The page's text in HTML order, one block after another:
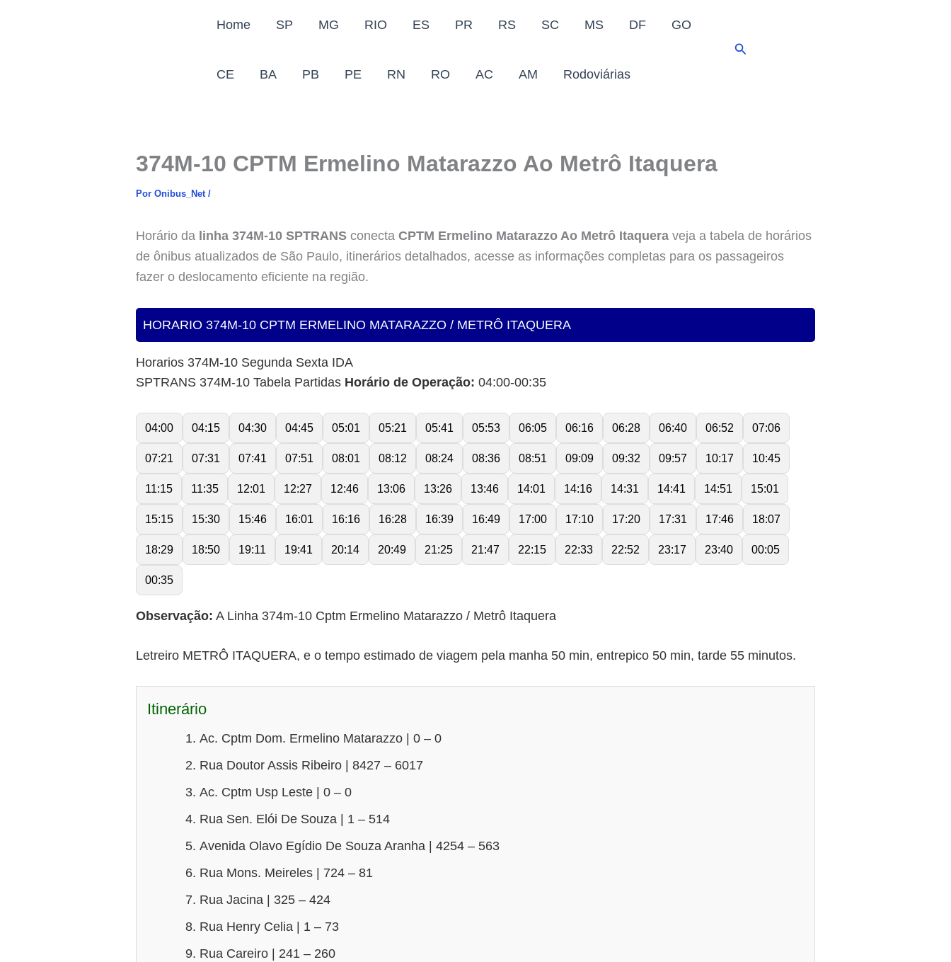
Home SP MG RIO ES PR RS SC MS DF GO
CE BA PB PE RN RO AC AM Rodoviárias
Pesquisar
374M-10 CPTM Ermelino Matarazzo Ao Metrô Itaquera
Por Onibus_Net /
Horário da linha 374M-10 SPTRANS conecta CPTM Ermelino Matarazzo Ao Metrô Itaquera veja a tabela de horários
de ônibus atualizados de São Paulo, itinerários detalhados, acesse as informações completas para os passageiros
fazer o deslocamento eficiente na região.
HORARIO 374M-10 CPTM ERMELINO MATARAZZO / METRÔ ITAQUERA
Horarios 374M-10 Segunda Sexta IDA
SPTRANS 374M-10 Tabela Partidas Horário de Operação: 04:00-00:35
04:00 04:15 04:30 04:45 05:01 05:21 05:41 05:53 06:05 06:16 06:28 06:40 06:52 07:06
07:21 07:31 07:41 07:51 08:01 08:12 08:24 08:36 08:51 09:09 09:32 09:57 10:17 10:45
11:15 11:35 12:01 12:27 12:46 13:06 13:26 13:46 14:01 14:16 14:31 14:41 14:51 15:01
15:15 15:30 15:46 16:01 16:16 16:28 16:39 16:49 17:00 17:10 17:20 17:31 17:46 18:07
18:29 18:50 19:11 19:41 20:14 20:49 21:25 21:47 22:15 22:33 22:52 23:17 23:40 00:05
00:35
Observação: A Linha 374m-10 Cptm Ermelino Matarazzo / Metrô Itaquera
Letreiro METRÔ ITAQUERA, e o tempo estimado de viagem pela manha 50 min, entrepico 50 min, tarde 55 minutos.
Itinerário
Ac. Cptm Dom. Ermelino Matarazzo | 0 – 0
Rua Doutor Assis Ribeiro | 8427 – 6017
Ac. Cptm Usp Leste | 0 – 0
Rua Sen. Elói De Souza | 1 – 514
Avenida Olavo Egídio De Souza Aranha | 4254 – 563
Rua Mons. Meireles | 724 – 81
Rua Jacina | 325 – 424
Rua Henry Celia | 1 – 73
Rua Careiro | 241 – 260